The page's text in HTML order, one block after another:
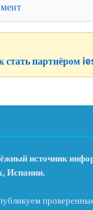
стать партнёром
источник
Испании.